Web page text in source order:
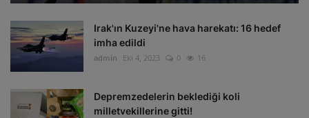
Irak'ın Kuzeyi'ne hava harekatı: 16 hedef
imha edildi
admin Eki 4, 2023 0 16
Depremzedelerin beklediği koli
milletvekillerine gitti!